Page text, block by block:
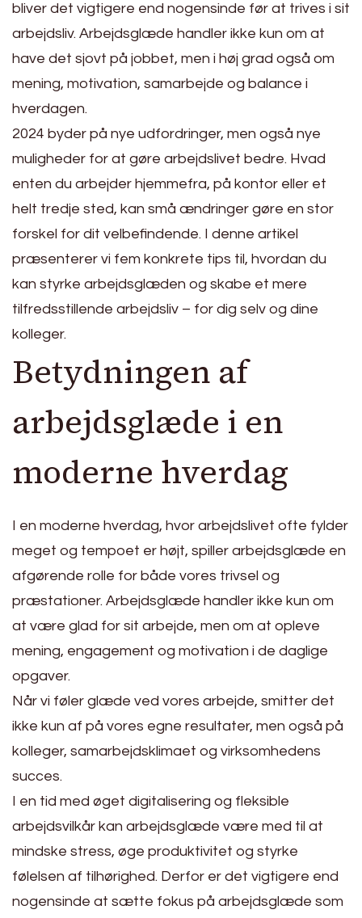
bliver det vigtigere end nogensinde før at trives i sit
arbejdsliv. Arbejdsglæde handler ikke kun om at
have det sjovt på jobbet, men i høj grad også om
mening, motivation, samarbejde og balance i
hverdagen.
2024 byder på nye udfordringer, men også nye
muligheder for at gøre arbejdslivet bedre. Hvad
enten du arbejder hjemmefra, på kontor eller et
helt tredje sted, kan små ændringer gøre en stor
forskel for dit velbefindende. I denne artikel
præsenterer vi fem konkrete tips til, hvordan du
kan styrke arbejdsglæden og skabe et mere
tilfredsstillende arbejdsliv – for dig selv og dine
kolleger.
Betydningen af
arbejdsglæde i en
moderne hverdag
I en moderne hverdag, hvor arbejdslivet ofte fylder
meget og tempoet er højt, spiller arbejdsglæde en
afgørende rolle for både vores trivsel og
præstationer. Arbejdsglæde handler ikke kun om
at være glad for sit arbejde, men om at opleve
mening, engagement og motivation i de daglige
opgaver.
Når vi føler glæde ved vores arbejde, smitter det
ikke kun af på vores egne resultater, men også på
kolleger, samarbejdsklimaet og virksomhedens
succes.
I en tid med øget digitalisering og fleksible
arbejdsvilkår kan arbejdsglæde være med til at
mindske stress, øge produktivitet og styrke
følelsen af tilhørighed. Derfor er det vigtigere end
nogensinde at sætte fokus på arbejdsglæde som